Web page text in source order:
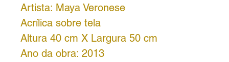
Artista: Maya Veronese
Acrílica sobre tela
Altura 40 cm X Largura 50 cm
Ano da obra: 2013